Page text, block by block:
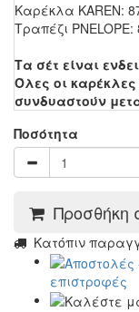
Καρέκλα KAREN:
Τραπέζι PNELOPE:
Τα σέτ είναι
Όλες οι
συνδυαστούν
Ποσότητα
Προσθήκη
Kατόπιν
επιστροφές